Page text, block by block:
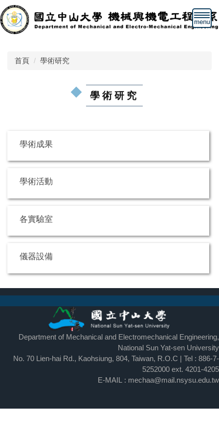
跳
到
主
首頁 學術研究
學術研究
學術成果
學術活動
各實驗室
儀器設備
Department of Mechanical and Electromechanical Engineering,
National Sun Yat-sen University
No. 70 Lien-hai Rd., Kaohsiung, 804, Taiwan, R.O.C | Tel : 886-7-
5252000 ext. 4201-4205
E-MAIL : mechaa@mail.nsysu.edu.tw